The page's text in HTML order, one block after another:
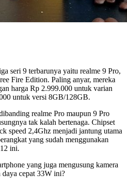
seri 9 terbarunya yaitu realme 9 Pro,
Fire Edition. Paling anyar, mereka
harga Rp 2.999.000 untuk varian
untuk versi 8GB/128GB.
realme Pro maupun 9 Pro
tak kalah bertenaga. Chipset
speed 2,4Ghz menjadi jantung utama
yang sudah menggunakan
ini.
yang juga mengusung kamera
daya cepat 33W ini?